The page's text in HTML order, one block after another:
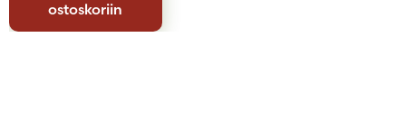
ostoskoriin